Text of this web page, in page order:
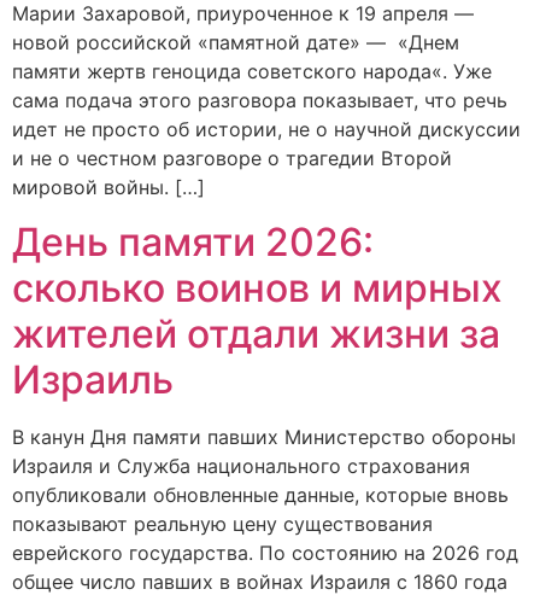
Марии Захаровой, приуроченное к 19 апреля —
новой российской «памятной дате» — «Днем
памяти жертв геноцида советского народа«. Уже
сама подача этого разговора показывает, что речь
идет не просто об истории, не о научной дискуссии
и не о честном разговоре о трагедии Второй
мировой войны. […]
День памяти 2026:
сколько воинов и мирных
жителей отдали жизни за
Израиль
В канун Дня памяти павших Министерство обороны
Израиля и Служба национального страхования
опубликовали обновленные данные, которые вновь
показывают реальную цену существования
еврейского государства. По состоянию на 2026 год
общее число павших в войнах Израиля с 1860 года